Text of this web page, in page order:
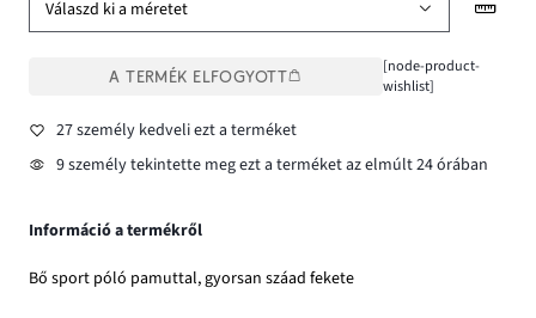
Válaszd ki a méretet
A TERMÉK ELFOGYOTT
[node-product-
wishlist]
27 személy kedveli ezt a terméket
9 személy tekintette meg ezt a terméket az elmúlt 24 órában
Információ a termékről
Bő sport póló pamuttal, gyorsan száad fekete